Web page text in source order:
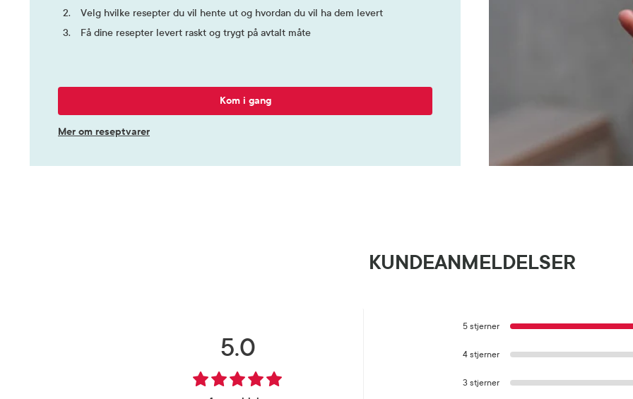
Velg hvilke resepter du vil hente ut og hvordan du vil ha dem levert
Få dine resepter levert raskt og trygt på avtalt måte
Kom i gang
Mer om reseptvarer
KUNDEANMELDELSER
5.0
5 stjerner
4 stjerner
3 stjerner